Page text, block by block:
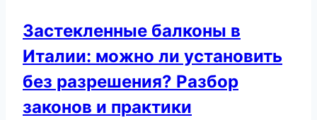
Застекленные балконы в
Италии: можно ли установить
без разрешения? Разбор
законов и практики